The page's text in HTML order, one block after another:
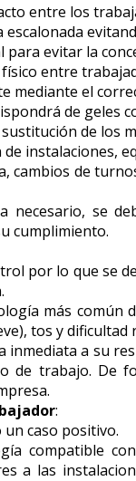
entre los
evitar la
entre
mediante el
de geles
de los
instalaciones,
cambios de
necesario, se
cumplimiento.
por lo que
más
tos y dificultad
a su
de trabajo. De
:
caso positivo.
compatible
a las